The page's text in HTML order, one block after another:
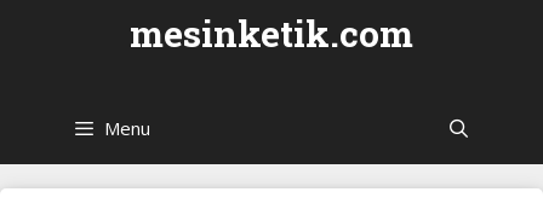
mesinketik.com
Menu